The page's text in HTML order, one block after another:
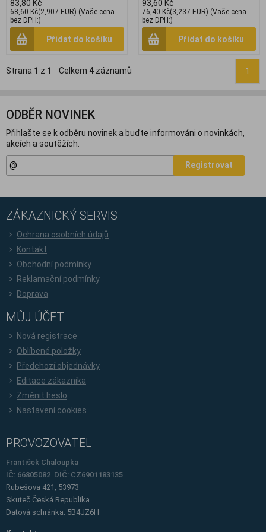
83,80 Kč
68,60 Kč(2,907 EUR) (Vaše cena
bez DPH:)
Přidat do košíku
93,60 Kč
76,40 Kč(3,237 EUR) (Vaše cena
bez DPH:)
Přidat do košíku
Strana 1 z 1 Celkem 4 záznamů 1
ODBĚR NOVINEK
Přihlašte se k odběru novinek a buďte informováni o novinkách,
akcích a soutěžích.
Registrovat
ZÁKAZNICKÝ SERVIS
Ochrana osobních údajů
Kontakt
Obchodní podmínky
Reklamační podmínky
Doprava
MŮJ ÚČET
Nová registrace
Oblíbené položky
Předchozí objednávky
Editace zákazníka
Změnit heslo
Nastavení cookies
PROVOZOVATEL
František Chaloupka
IČ: 66805082 DIČ: CZ6901183135
Rubešova 421, 53973
Skuteč Česká Republika
Datová schránka: 5B4JZ6H